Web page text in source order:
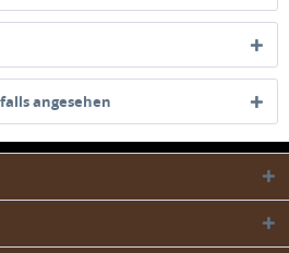
angesehen